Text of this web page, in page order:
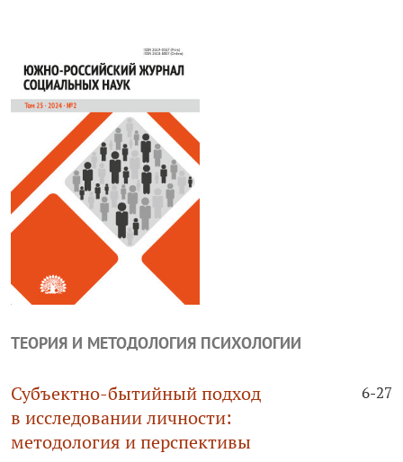
ТЕОРИЯ И МЕТОДОЛОГИЯ ПСИХОЛОГИИ
Субъектно-бытийный подход
в исследовании личности:
методология и перспективы
6-27